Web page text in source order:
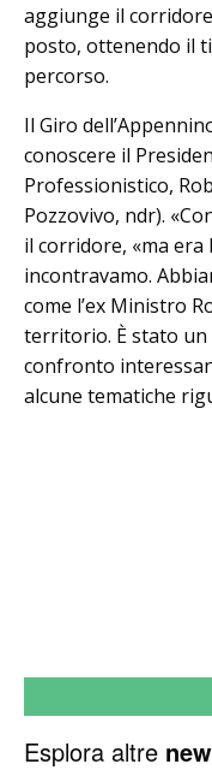
aggiunge il
posto, ottenendo il
percorso.
Il Giro
conoscere il
Professionistico,
Pozzovivo, ndr).
il corridore, «ma era
incontravamo.
come l’ex Ministro
territorio. È stato un
confronto
alcune tematiche
Esplora altre